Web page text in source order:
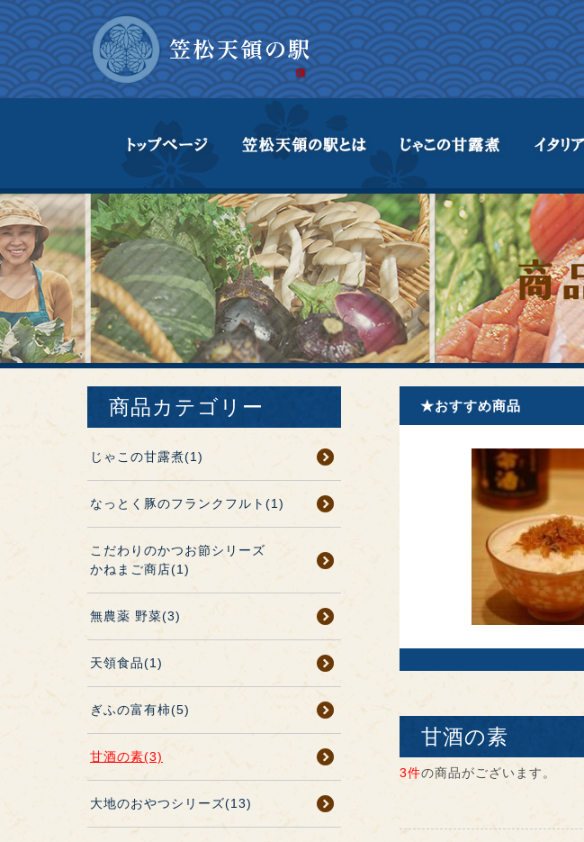
商品カテゴリー
じゃこの甘露煮(1)
なっとく豚のフランクフルト(1)
こだわりのかつお節シリーズ
かねまご商店(1)
無農薬 野菜(3)
天領食品(1)
ぎふの富有柿(5)
甘酒の素(3)
大地のおやつシリーズ(13)
★おすすめ商品
甘酒の素
3件の商品がございます。